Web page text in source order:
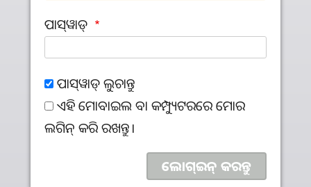
ପାସ୍‌ୱାଡ୍‌
ପାସ୍‌ୱାଡ୍‌ ଲୁଚାନ୍ତୁ
ଏହି ମୋବାଇଲ ବା କମ୍ପ୍ୟୁଟରରେ ମୋର
ଲଗିନ୍‌ କରି ରଖନ୍ତୁ।